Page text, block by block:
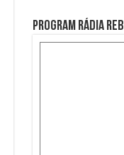
Program Rádia